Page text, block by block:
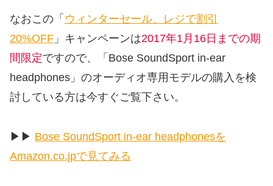
なおこの「 ウィンターセール、レジで割引
20%OFF 」キャンペーンは2017年1月16日までの期
間限定ですので、「Bose SoundSport in-ear
headphones」のオーディオ専用モデルの購入を検
討している方は今すぐご覧下さい。
▶︎▶︎ Bose SoundSport in-ear headphonesを
Amazon.co.jpで見てみる